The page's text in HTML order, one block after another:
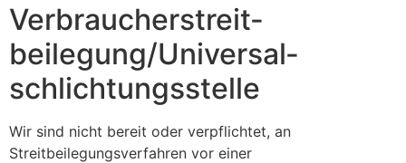
Verbraucher­streit­
beilegung/Universal­
schlichtungs­stelle
Wir sind nicht bereit oder verpflichtet, an
Streitbeilegungsverfahren vor einer